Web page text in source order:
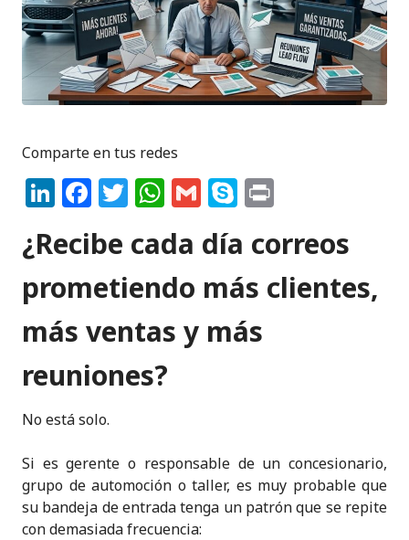
Comparte en tus redes
Li
k
e
dI
n
F
c
e
b
o
o
k
T
it
te
r
W
a
ts
A
p
p
G
ai
l
S
y
p
e
n
t
¿Recibe cada día correos
prometiendo más clientes,
más ventas y más
reuniones?
No está solo.
Si es gerente o responsable de un concesionario,
grupo de automoción o taller, es muy probable que
su bandeja de entrada tenga un patrón que se repite
con demasiada frecuencia: